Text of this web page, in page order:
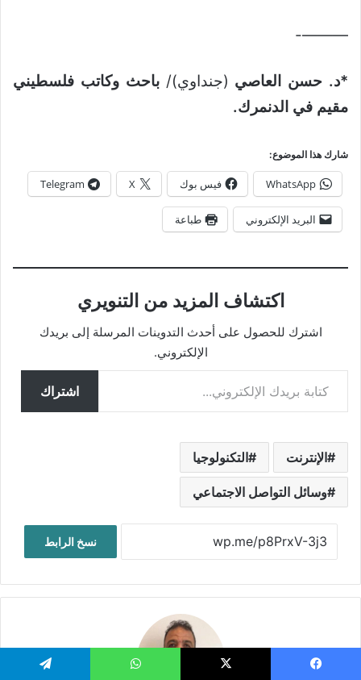
———-
*د. حسن العاصي (جنداوي)/باحث وكاتب فلسطيني
مقيم في الدنمرك.
شارك هذا الموضوع:
WhatsApp فيس بوك X
Telegram
البريد الإلكتروني طباعة
اكتشاف المزيد من التنويري
اشترك للحصول على أحدث التدوينات المرسلة إلى بريدك
الإلكتروني.
كتابة بريدك الإلكتروني...
اشتراك
الإنترنت التكنولوجيا
وسائل التواصل الاجتماعي
نسخ الرابط